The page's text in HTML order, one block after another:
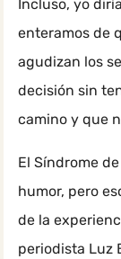
Incluso, yo
enteramos de
agudizan los
decisión sin
camino y que
El Síndrome
humor, pero
de la
periodista Luz